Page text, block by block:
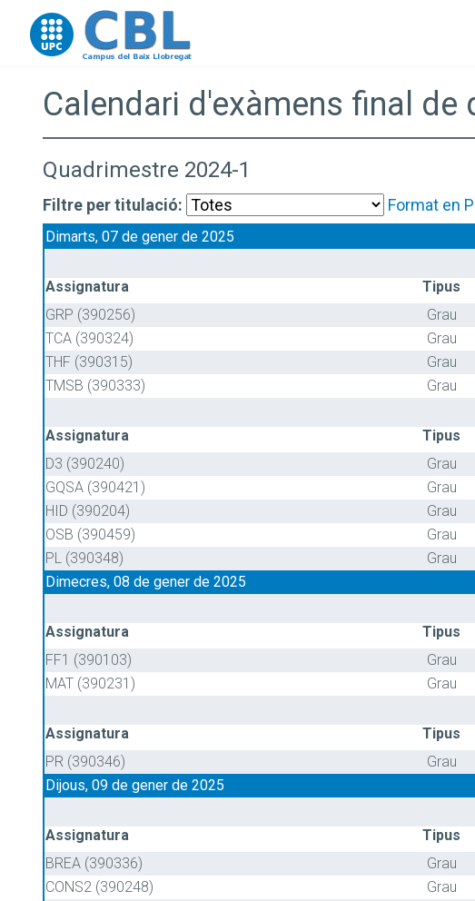
Go to upc.edu
Calendari d'exàmens final de
Quadrimestre 2024-1
Filtre per titulació: Format en
Dimarts, 07 de gener de 2025
Assignatura Tipus
GRP (390256)
Grau
TCA (390324)
Grau
THF (390315)
Grau
TMSB (390333)
Grau
Assignatura Tipus
D3 (390240)
Grau
GQSA (390421)
Grau
HID (390204)
Grau
OSB (390459)
Grau
PL (390348)
Grau
Dimecres, 08 de gener de 2025
Assignatura Tipus
FF1 (390103)
Grau
MAT (390231)
Grau
Assignatura Tipus
PR (390346)
Grau
Dijous, 09 de gener de 2025
Assignatura Tipus
BREA (390336)
Grau
CONS2 (390248)
Grau